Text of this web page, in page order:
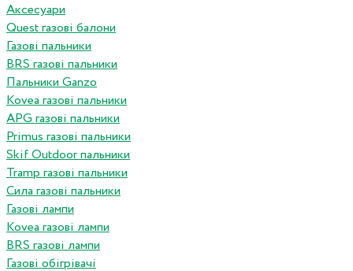
Аксесуари
Quest газові балони
Газові пальники
BRS газові пальники
Пальники Ganzo
Kovea газові пальники
APG газові пальники
Primus газові пальники
Skif Outdoor пальники
Tramp газові пальники
Сила газові пальники
Газові лампи
Kovea газові лампи
BRS газові лампи
Газові обігрівачі